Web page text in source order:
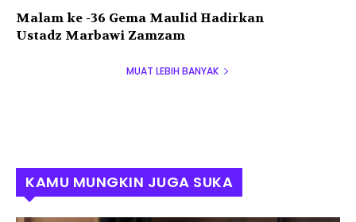
Malam ke -36 Gema Maulid Hadirkan
Ustadz Marbawi Zamzam
MUAT LEBIH BANYAK
KAMU MUNGKIN JUGA SUKA